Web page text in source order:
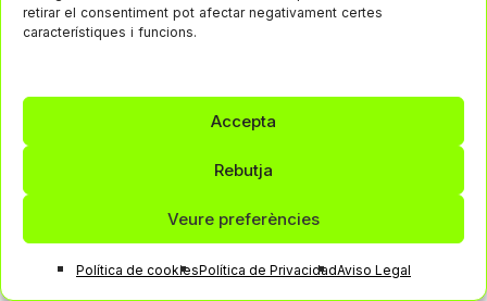
retirar el consentiment pot afectar negativament certes
característiques i funcions.
Accepta
Rebutja
Veure preferències
Política de cookiesPolítica de PrivacidadAviso Legal